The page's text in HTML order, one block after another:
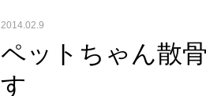
2014.02.9
ペットちゃん散
す